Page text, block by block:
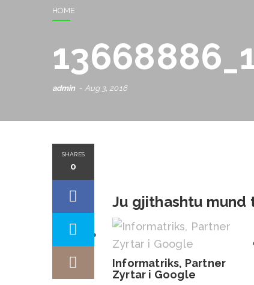
HOME
admin Aug 3, 2016
SHARES
0
Ju gjithashtu mund
Informatriks, Partner
Zyrtar i Google